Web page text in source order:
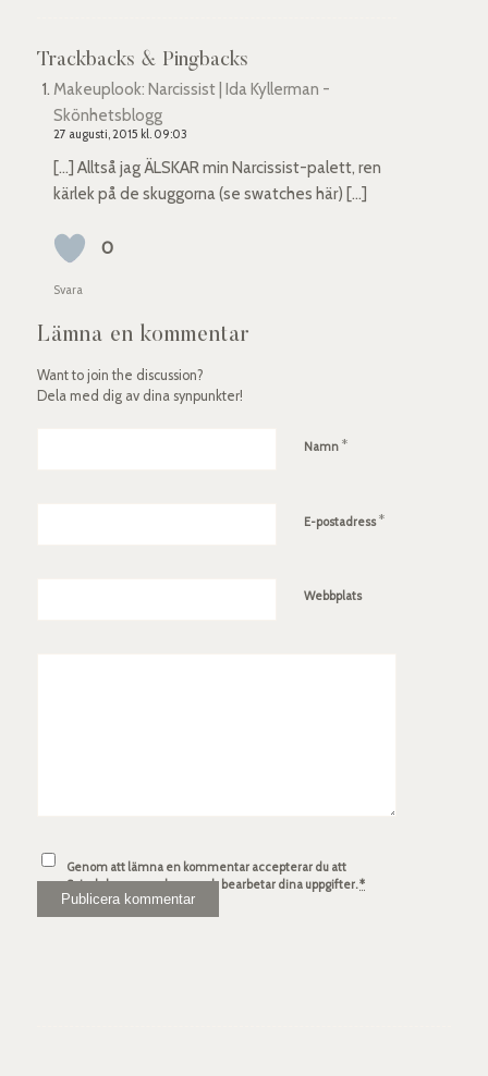
Trackbacks & Pingbacks
Makeuplook: Narcissist | Ida Kyllerman -
Skönhetsblogg
27 augusti, 2015 kl. 09:03
[…] Alltså jag ÄLSKAR min Narcissist-palett, ren
kärlek på de skuggorna (se swatches här) […]
0
Svara
Lämna en kommentar
Want to join the discussion?
Dela med dig av dina synpunkter!
Namn *
E-postadress*
Webbplats
Genom att lämna en kommentar accepterar du att
Spindelsven.com lagrar och bearbetar dina uppgifter.*